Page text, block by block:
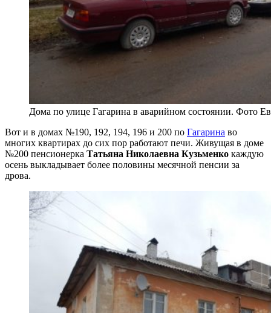
Дома по улице Гагарина в аварийном состоянии. Фото
Вот и в домах №190, 192, 194, 196 и 200 по Гагарина во
многих квартирах до сих пор работают печи. Живущая в доме
№200 пенсионерка Татьяна Николаевна Кузьменко каждую
осень выкладывает более половины месячной пенсии за
дрова.